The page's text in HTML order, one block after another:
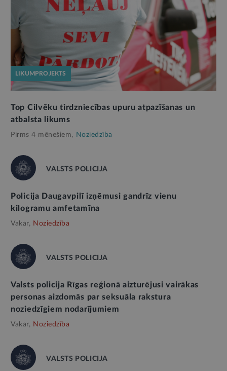
LIKUMPROJEKTS
Top Cilvēku tirdzniecības upuru atpazīšanas un
atbalsta likums
Pirms 4 mēnešiem, Noziedzība
VALSTS POLICIJA
Policija Daugavpilī izņēmusi gandrīz vienu
kilogramu amfetamīna
Vakar, Noziedzība
VALSTS POLICIJA
Valsts policija Rīgas reģionā aizturējusi vairākas
personas aizdomās par seksuāla rakstura
noziedzīgiem nodarījumiem
Vakar, Noziedzība
VALSTS POLICIJA